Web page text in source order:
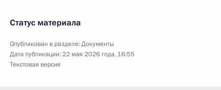
Статус материала
Опубликован в разделе:Документы
Дата публикации:22 мая 2026 года, 16:55
Текстовая версия